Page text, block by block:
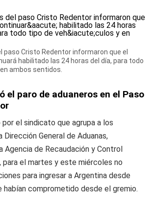
paso Cristo Redentor informaron que el
habilitado las 24 horas del día, para todo
ambos sentidos.
el paro de aduaneros en el Paso
por el sindicato que agrupa a los
Dirección General de Aduanas,
Agencia de Recaudación y Control
para el martes y este miércoles no
para ingresar a Argentina desde
habían comprometido desde el gremio.